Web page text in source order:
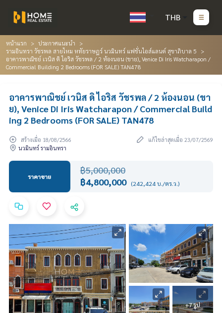
THB
หน้าแรก
ประกาศแนะนำ
รามอินทรา วัชรพล สายไหม หทัยราษฎร์ นวมินทร์ แฟชั่นไอส์แลนด์ สุขาภิบาล 5
อาคารพาณิชย์ เวนิส ดิ ไอริส วัชรพล / 2 ห้องนอน (ขาย), Venice Di Iris Watcharapon /
Commercial Building 2 Bedrooms (FOR SALE) TAN478
อาคารพาณิชย์ เวนิส ดิ ไอริส วัชรพล / 2 ห้องนอน (ขา
ย), Venice Di Iris Watcharapon / Commercial Build
ing 2 Bedrooms (FOR SALE) TAN478
สร้างเมื่อ 18/08/2566
แก้ไขล่าสุดเมื่อ 23/07/2569
นวมินทร์ รามอินทรา
ราคาขาย
฿5,000,000
฿4,800,000 (242,424 บ./ตร.ว.)
+7 รูป